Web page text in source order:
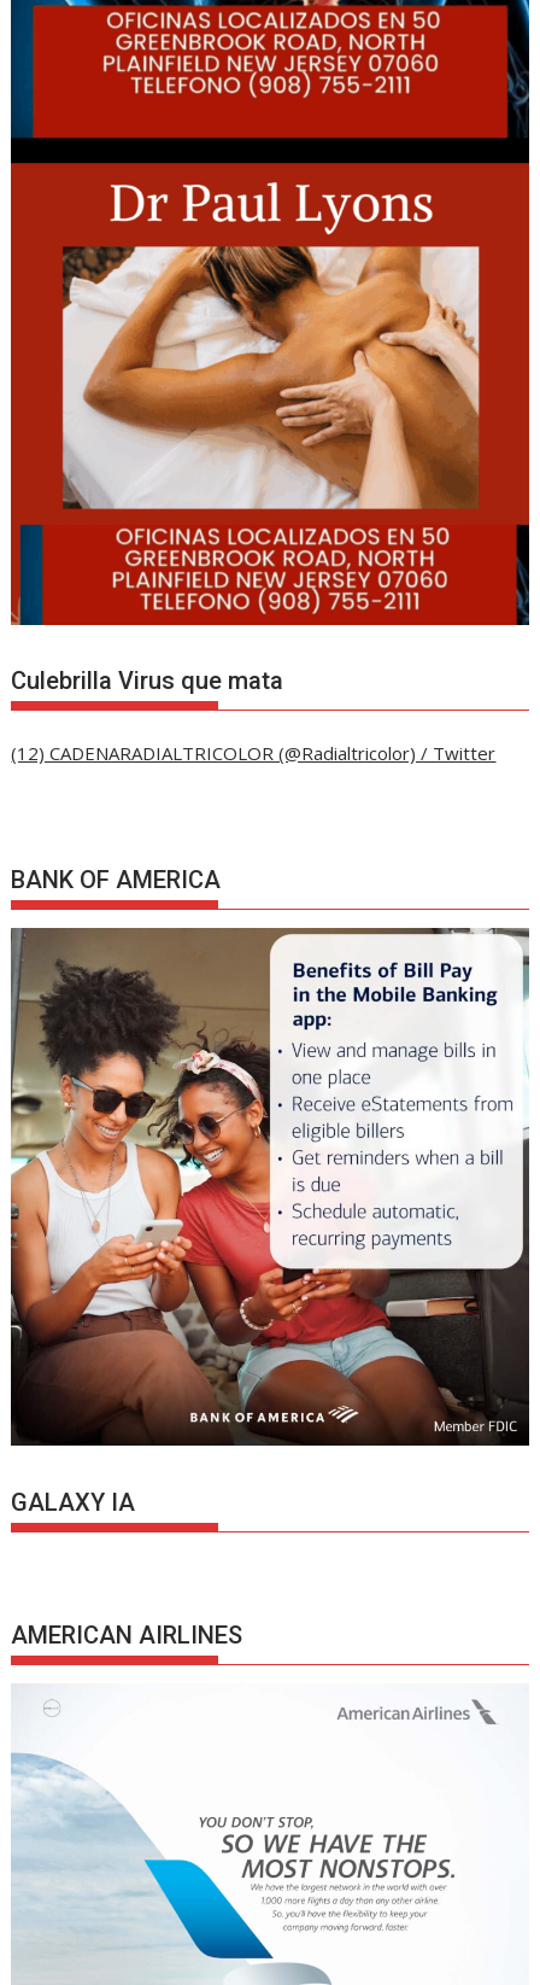
Culebrilla Virus que mata
(12) CADENARADIALTRICOLOR (@Radialtricolor) / Twitter
BANK OF AMERICA
GALAXY IA
AMERICAN AIRLINES